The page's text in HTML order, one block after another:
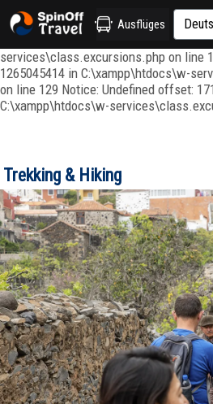
Notice: Undefined index: ordenar in
Undefined offset: 1265045344 in
services\class.excursions.php on line
1265045414 in C:\xampp\htdocs\w-
on line 129 Notice: Undefined offset:
C:\xampp\htdocs\w-
Ausflüges
Trekking & Hiking